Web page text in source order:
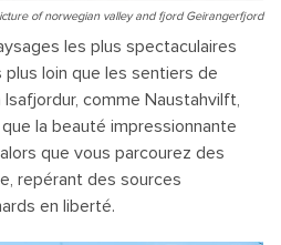
of norwegian valley and fjord Geirangerfjord
les plus spectaculaires
loin que les sentiers de
comme Naustahvilft,
la beauté impressionnante
que vous parcourez des
repérant des sources
en liberté.